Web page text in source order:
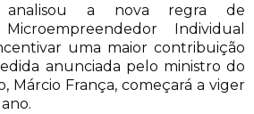
analisou a nova regra de
Individual
uma maior contribuição
anunciada pelo ministro do
Márcio França, começará a viger